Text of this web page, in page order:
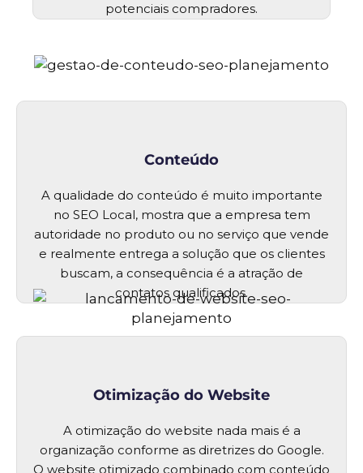
potenciais compradores.
Conteúdo
A qualidade do conteúdo é muito importante
no SEO Local, mostra que a empresa tem
autoridade no produto ou no serviço que vende
e realmente entrega a solução que os clientes
buscam, a consequência é a atração de
contatos qualificados.
Otimização do Website
A otimização do website nada mais é a
organização conforme as diretrizes do Google.
O website otimizado combinado com conteúdo